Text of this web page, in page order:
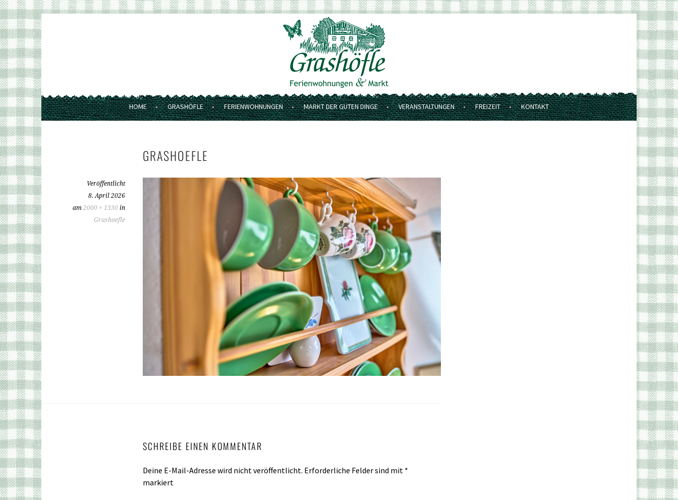
Springe
zum
Inhalt
HOME GRASHÖFLE FERIENWOHNUNGEN MARKT DER GUTEN DINGE VERANSTALTUNGEN FREIZEIT KONTAKT
GRASHOEFLE
Veröffentlicht
8. April 2026
am 2000 × 1330 in
Grashoefle
SCHREIBE EINEN KOMMENTAR
Deine E-Mail-Adresse wird nicht veröffentlicht. Erforderliche Felder sind mit *
markiert